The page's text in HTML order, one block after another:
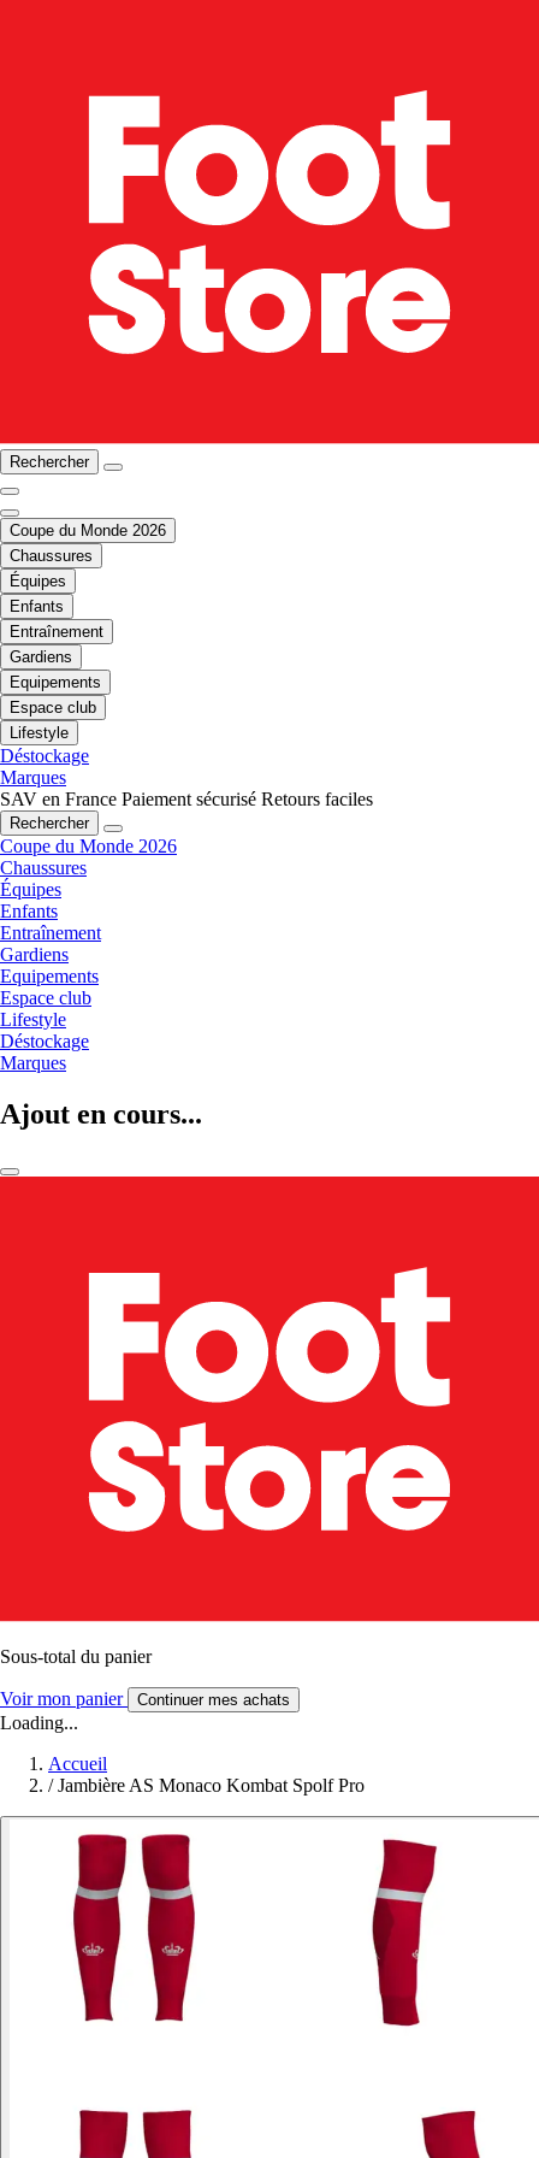
Rechercher
Coupe du Monde 2026
Chaussures
Équipes
Enfants
Entraînement
Gardiens
Equipements
Espace club
Lifestyle
Déstockage
Marques
SAV en France Paiement sécurisé Retours faciles
Rechercher
Coupe du Monde 2026
Chaussures
Équipes
Enfants
Entraînement
Gardiens
Equipements
Espace club
Lifestyle
Déstockage
Marques
Ajout en cours...
Sous-total du panier
Voir mon panier Continuer mes achats
Loading...
Accueil
/ Jambière AS Monaco Kombat Spolf Pro